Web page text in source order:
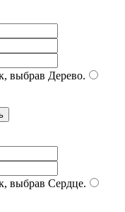
выбрав Дерево.
выбрав Сердце.